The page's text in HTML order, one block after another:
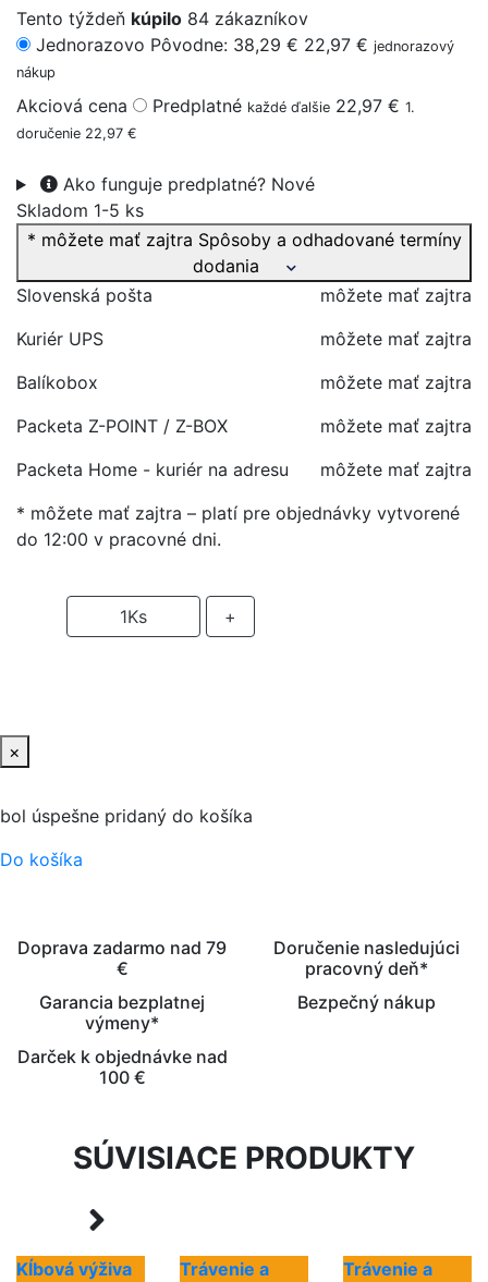
Tento týždeň kúpilo 84 zákazníkov
Jednorazovo Pôvodne: 38,29 € 22,97 € jednorazový
nákup
Akciová cena Predplatné každé ďalšie 22,97 € 1.
doručenie 22,97 €
Ako funguje predplatné? Nové
Skladom 1-5 ks
* môžete mať zajtra Spôsoby a odhadované termíny
dodania
Slovenská pošta
môžete mať zajtra
Kuriér UPS
môžete mať zajtra
Balíkobox
môžete mať zajtra
Packeta Z-POINT / Z-BOX
môžete mať zajtra
Packeta Home - kuriér na adresu
môžete mať zajtra
* môžete mať zajtra – platí pre objednávky vytvorené
do 12:00 v pracovné dni.
1Ks +
×
bol úspešne pridaný do košíka
Do košíka
Doprava zadarmo nad 79
€
Doručenie nasledujúci
pracovný deň*
Garancia bezplatnej
výmeny*
Bezpečný nákup
Darček k objednávke nad
100 €
SÚVISIACE PRODUKTY
Kĺbová výživa
Trávenie a
Trávenie a